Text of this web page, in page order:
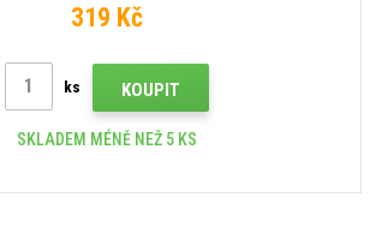
319 Kč
ks KOUPIT
SKLADEM MÉNĚ NEŽ 5 KS